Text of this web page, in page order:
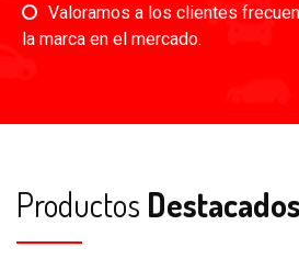
Valoramos a los clientes
la marca en el mercado.
Productos Destacados